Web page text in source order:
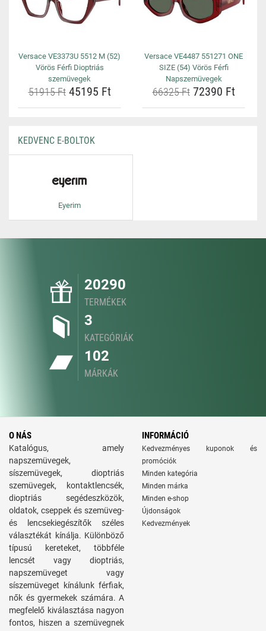
Versace VE3373U 5512 M (52)
Vörös Férfi Dioptriás
szemüvegek
51915 Ft45195 Ft
Versace VE4487 551271 ONE
SIZE (54) Vörös Férfi
Napszemüvegek
66325 Ft72390 Ft
KEDVENC E-BOLTOK
Eyerim
20290
TERMÉKEK
3
KATEGÓRIÁK
102
MÁRKÁK
O NÁS
Katalógus, amely
napszemüvegek,
síszemüvegek, dioptriás
szemüvegek, kontaktlencsék,
dioptriás segédeszközök,
oldatok, cseppek és szemüveg-
és lencsekiegészítők széles
választékát kínálja. Különböző
típusú kereteket, többféle
lencsét vagy dioptriás,
napszemüveget vagy
síszemüveget kínálunk férfiak,
nők és gyermekek számára. A
megfelelő kiválasztása nagyon
fontos, hiszen a szemüvegnek
INFORMÁCIÓ
Kedvezményes kuponok és
promóciók
Minden kategória
Minden márka
Minden e-shop
Újdonságok
Kedvezmények